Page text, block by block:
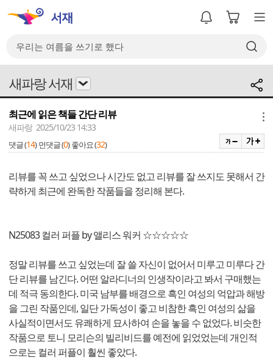
새파랑 서재
최근에 읽은 책들 간단 리뷰
새파랑 2025/10/23 14:33
댓글 (14) 먼댓글 (0) 좋아요 (32)
리뷰를 꼭 쓰고 싶었으나 시간도 없고 리뷰를 잘 쓰지도 못해서 간
략하게 최근에 완독한 작품들을 정리해 본다.
N25083 컬러 퍼플 by 앨리스 워커 ☆☆☆☆☆
정말 리뷰를 쓰고 싶었는데 잘 쓸 자신이 없어서 미루고 미루다 간
단 리뷰를 남긴다. 어떤 알라디너의 인생작이라고 봐서 구매했는
데 적극 동의한다. 미국 남부를 배경으로 흑인 여성의 억압과 해방
을 그린 작품인데, 일단 가독성이 좋고 비참한 흑인 여성의 삶을
사실적이면서도 유쾌하게 묘사하여 손을 놓을 수 없었다. 비슷한
작품으로 토니 모리슨의 빌리비드를 예전에 읽었었는데 개인적
으로는 컬러 퍼플이 훨씬 좋았다.